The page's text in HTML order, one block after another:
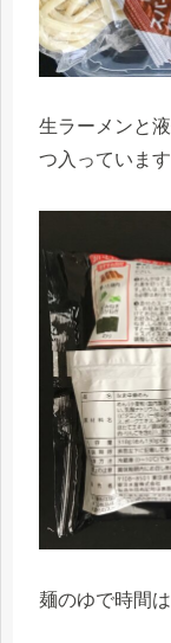
生ラーメンと
つ入っています
麺のゆで時間